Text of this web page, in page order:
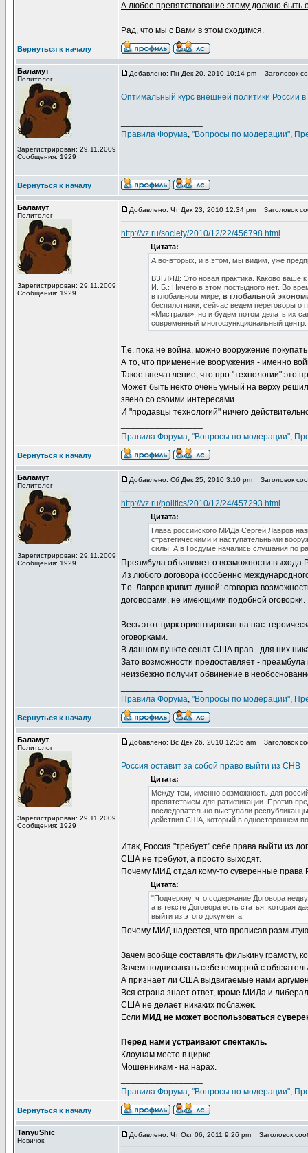
А любое препятствование этому должно быть
Рад, что мы с Вами в этом сходимся.
Вернуться к началу
Баламут
Политолог
Зарегистрирован: 29.11.2009
Сообщения: 1929
Добавлено: Пн Дек 20, 2010 10:14 pm Заголовок
Оптимальный курс внешней политики России в
Правила Форума, "Вопросы по модерации",
Вернуться к началу
Баламут
Политолог
Зарегистрирован: 29.11.2009
Сообщения: 1929
Добавлено: Чт Дек 23, 2010 12:34 pm Заголовок
http://vz.ru/society/2010/12/22/456798.html
Цитата:
А во-вторых, и в этом, мы видим, уже
ВЗГЛЯД: Это новая практика. Каково ваше
И. Б.: Ничего в этом постыдного нет. Во
в глобальном мире, в глобальной
беспилотники, сейчас ведем переговоры
«Мистрали», но и будем потом делать их
современный многофункциональный
Т.е. пока не война, можно вооружение покупать
А то, что применение вооружения - именно
Такое впечатление, что про "технологии" это
Может быть некто очень умный на верху
звено со своими интересами.
И "продавцы технологий" ничего
Правила Форума, "Вопросы по модерации",
Вернуться к началу
Баламут
Политолог
Зарегистрирован: 29.11.2009
Сообщения: 1929
Добавлено: Сб Дек 25, 2010 3:10 pm Заголовок
http://vz.ru/politics/2010/12/24/457293.html
Цитата:
Глава российского МИДа Сергей Лавров
стратегическими и наступательными
силы. А в Госдуме начались слушания по
Преамбула объявляет о возможности выхода
Из любого договора (особенно
Т.о. Лавров кривит душой: оговорка
договорами, не имеющими подобной оговорки.
Весь этот цирк ориентирован на нас:
оговорками.
В данном пункте сенат США прав - для них
Зато возможности предоставляет -
неизбежно получит обвинение в
Правила Форума, "Вопросы по модерации",
Вернуться к началу
Баламут
Политолог
Зарегистрирован: 29.11.2009
Сообщения: 1929
Добавлено: Вс Дек 26, 2010 12:36 am Заголовок
Россия оставит за собой право выйти из СНВ
Цитата:
Между тем, именно возможность для
препятствием для ратификации. Против
последовательно выступали
действия США, который в одностороннем
Итак, Россия "требует" себе права выйти из
США не требуют, а просто выходят.
Почему МИД отдал кому-то суверенные права
Цитата:
"Подчеркну, что содержание Договора
а в тексте Договора есть статья, которая
выйти из этого документа.
Почему МИД надеется, что прописав
Зачем вообще составлять филькину грамоту,
Зачем подписывать себе геморрой с
А признает ли США выдвигаемые нами
Вся страна знает ответ, кроме МИДа и
США не делает никаких поблажек.
Если МИД не может воспользоваться
Перед нами устраивают спектакль.
Клоунам место в цирке.
Мошенникам - на нарах.
Правила Форума, "Вопросы по модерации",
Вернуться к началу
TanyuShic
Новичок
Добавлено: Чт Окт 06, 2011 9:26 pm Заголовок